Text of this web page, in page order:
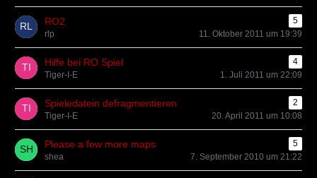
RO2
5
rlp
11. Oktober 2011 um 19:39
Hilfe bei RO Spiel
4
Tiger-I-E
1. Juli 2011 um 22:09
Spieledatein defragmentieren
2
Tiger-I-E
20. April 2011 um 10:08
Please a few more maps
5
shea
7. September 2010 um 21:22